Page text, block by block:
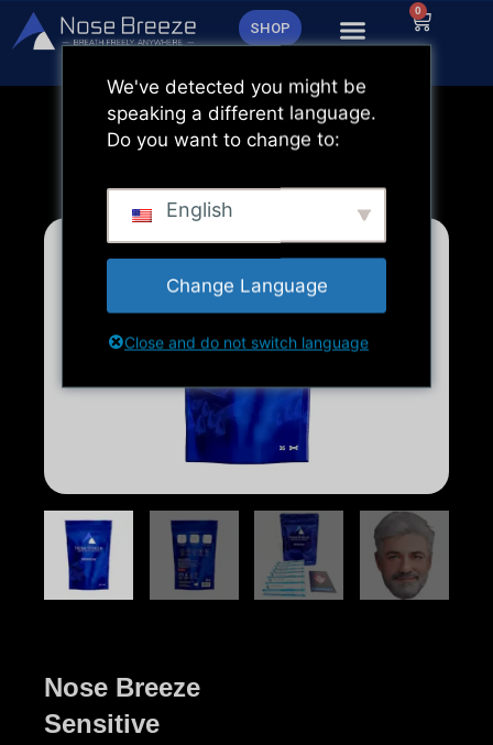
Zum
Inhalt
SHOP
0
Nose Breeze
Sensitive
We've detected you might be
speaking a different language.
Do you want to change to:
English
Change Language
Close and do not switch language